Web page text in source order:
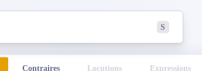
S
Contraires Locutions Expressions